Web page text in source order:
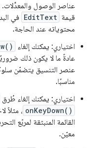
عناصر الوصول
قيمة EditText في
محتوياته عند الحاجة.
اختياري: يمكنك إلغاء
عادةً ما لا يكون ذلك
عنصر التنسيق يتضمّن
مناسبًا.
اختياري: يمكنك إلغاء طُرق
onKeyDown() ، مثلاً
القائمة المنبثقة لمربّع
معيّن.